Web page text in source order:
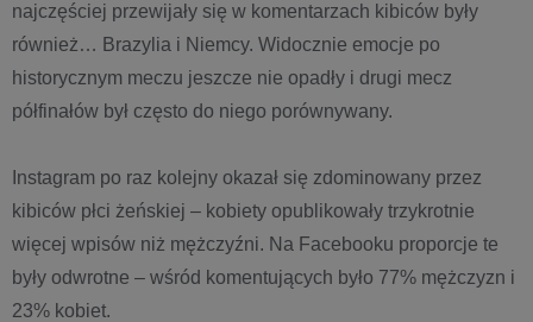
najczęściej przewijały się w komentarzach kibiców były
również… Brazylia i Niemcy. Widocznie emocje po
historycznym meczu jeszcze nie opadły i drugi mecz
półfinałów był często do niego porównywany.
Instagram po raz kolejny okazał się zdominowany przez
kibiców płci żeńskiej – kobiety opublikowały trzykrotnie
więcej wpisów niż mężczyźni. Na Facebooku proporcje te
były odwrotne – wśród komentujących było 77% mężczyzn i
23% kobiet.